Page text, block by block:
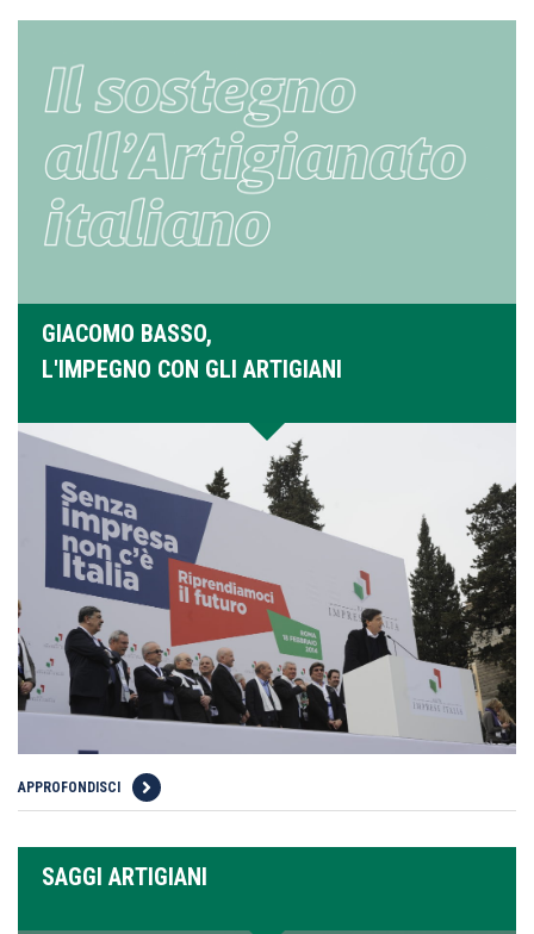
GIACOMO BASSO,
L'IMPEGNO CON GLI ARTIGIANI
APPROFONDISCI
SAGGI ARTIGIANI